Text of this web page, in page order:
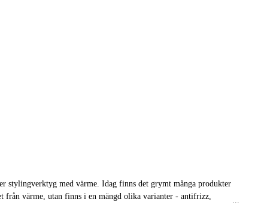
stylingverktyg med värme. Idag finns det grymt många produkter
från värme, utan finns i en mängd olika varianter - antifrizz,